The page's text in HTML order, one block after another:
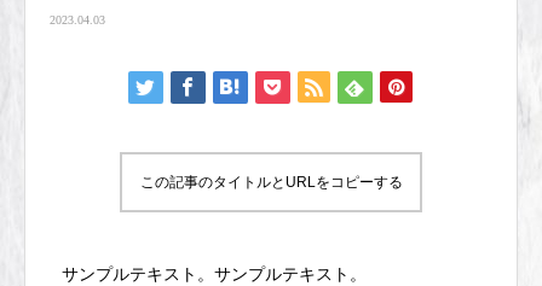
2023.04.03
この記事のタイトルとURLをコピーする
サンプルテキスト。サンプルテキスト。